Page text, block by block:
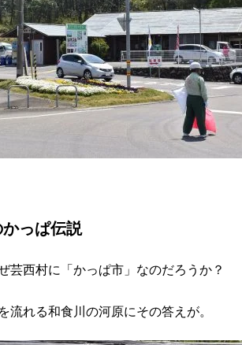
っぱ伝説
芸西村に「かっぱ市」なのだろうか？
流れる和食川の河原にその答えが。